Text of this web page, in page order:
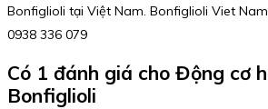
Bonfiglioli tại Việt Nam. Bonfiglioli Viet
0938 336 079
Có 1 đánh giá cho Động cơ
Bonfiglioli